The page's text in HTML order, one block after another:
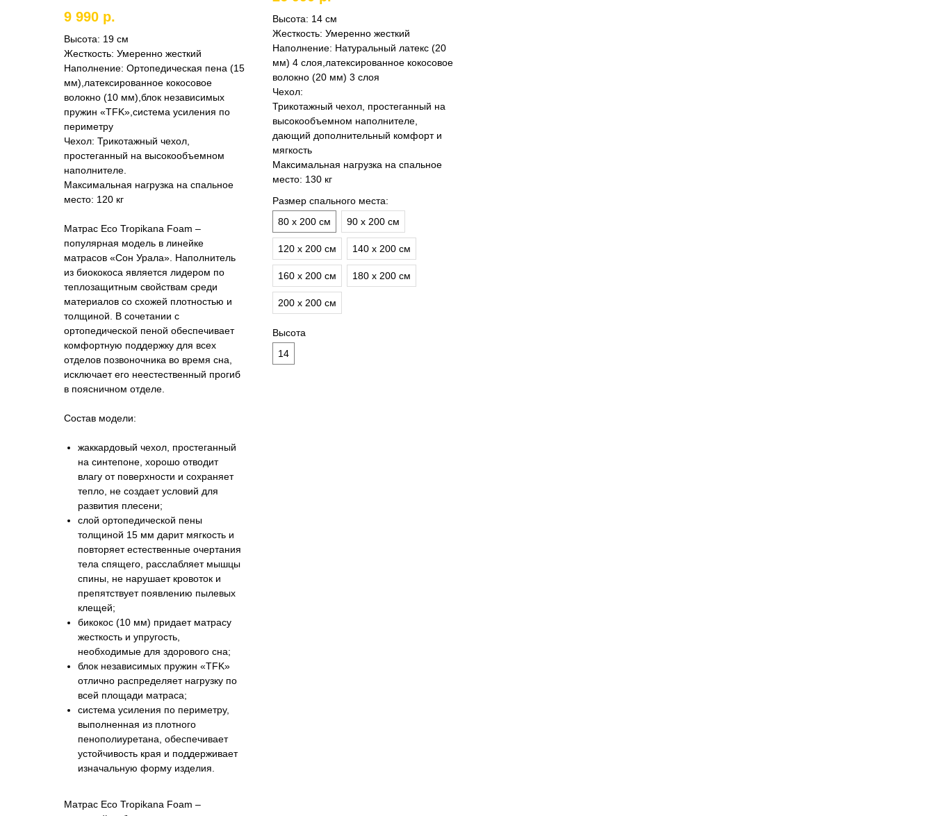
9 990 р.
Высота: 19 см
Жесткость: Умеренно жесткий
Наполнение: Ортопедическая пена (15
мм),латексированное кокосовое
волокно (10 мм),блок независимых
пружин «TFK»,система усиления по
периметру
Чехол: Трикотажный чехол,
простеганный на высокообъемном
наполнителе.
Максимальная нагрузка на спальное
место: 120 кг
Матрас Eco Tropikana Foam –
популярная модель в линейке
матрасов «Сон Урала». Наполнитель
из биококоса является лидером по
теплозащитным свойствам среди
материалов со схожей плотностью и
толщиной. В сочетании с
ортопедической пеной обеспечивает
комфортную поддержку для всех
отделов позвоночника во время сна,
исключает его неестественный прогиб
в поясничном отделе.
Состав модели:
жаккардовый чехол, простеганный
на синтепоне, хорошо отводит
влагу от поверхности и сохраняет
тепло, не создает условий для
развития плесени;
слой ортопедической пены
толщиной 15 мм дарит мягкость и
повторяет естественные очертания
тела спящего, расслабляет мышцы
спины, не нарушает кровоток и
препятствует появлению пылевых
клещей;
бикокос (10 мм) придает матрасу
жесткость и упругость,
необходимые для здорового сна;
блок независимых пружин «TFK»
отлично распределяет нагрузку по
всей площади матраса;
система усиления по периметру,
выполненная из плотного
пенополиуретана, обеспечивает
устойчивость края и поддерживает
изначальную форму изделия.
Матрас Eco Tropikana Foam –
Высота: 14 см
Жесткость: Умеренно жесткий
Наполнение: Натуральный латекс (20
мм) 4 слоя,латексированное кокосовое
волокно (20 мм) 3 слоя
Чехол:
Трикотажный чехол, простеганный на
высокообъемном наполнителе,
дающий дополнительный комфорт и
мягкость
Максимальная нагрузка на спальное
место: 130 кг
Размер спального места:
80 х 200 см
90 х 200 см
120 х 200 см 140 х 200 см
160 х 200 см 180 х 200 см
200 х 200 см
Высота
14